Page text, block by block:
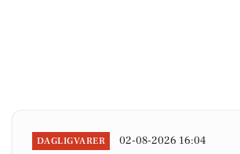
DAGLIGVARER 02-08-2026 16:04